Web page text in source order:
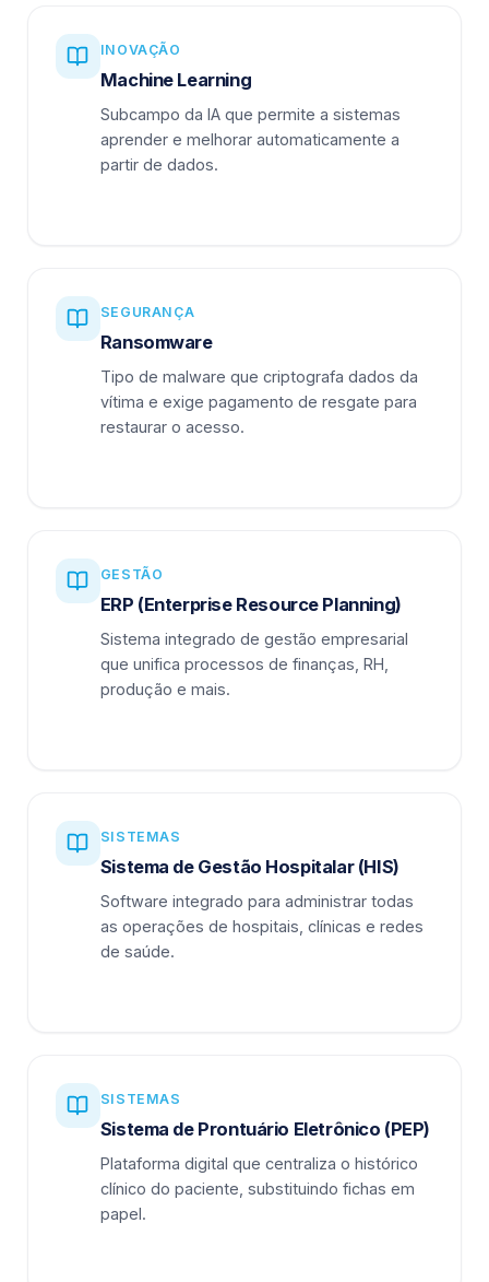
INOVAÇÃO
Machine Learning
Subcampo da IA que permite a sistemas
aprender e melhorar automaticamente a
partir de dados.
SEGURANÇA
Ransomware
Tipo de malware que criptografa dados da
vítima e exige pagamento de resgate para
restaurar o acesso.
GESTÃO
ERP (Enterprise Resource Planning)
Sistema integrado de gestão empresarial
que unifica processos de finanças, RH,
produção e mais.
SISTEMAS
Sistema de Gestão Hospitalar (HIS)
Software integrado para administrar todas
as operações de hospitais, clínicas e redes
de saúde.
SISTEMAS
Sistema de Prontuário Eletrônico (PEP)
Plataforma digital que centraliza o histórico
clínico do paciente, substituindo fichas em
papel.